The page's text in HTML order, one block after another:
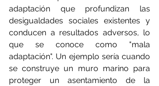
adaptación que profundizan las
desigualdades sociales existentes y
conducen a resultados adversos, lo
que se conoce como "mala
adaptación". Un ejemplo sería cuando
se construye un muro marino para
proteger un asentamiento de la